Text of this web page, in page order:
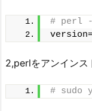
# perl -
2,perlをアンインス
# sudo